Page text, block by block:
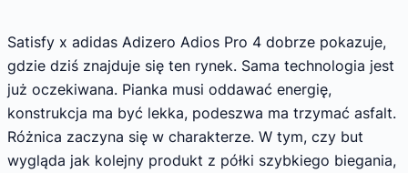
Satisfy x adidas Adizero Adios Pro 4 dobrze pokazuje,
gdzie dziś znajduje się ten rynek. Sama technologia jest
już oczekiwana. Pianka musi oddawać energię,
konstrukcja ma być lekka, podeszwa ma trzymać asfalt.
Różnica zaczyna się w charakterze. W tym, czy but
wygląda jak kolejny produkt z półki szybkiego biegania,